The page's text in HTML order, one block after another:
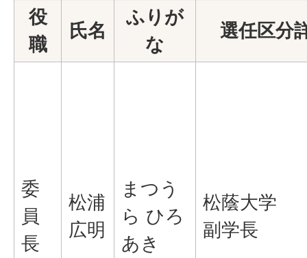
役
職
氏名
ふりが
な
選任区分
委
員
長
松浦
広明
まつう
ら ひろ
あき
松蔭大学
副学長